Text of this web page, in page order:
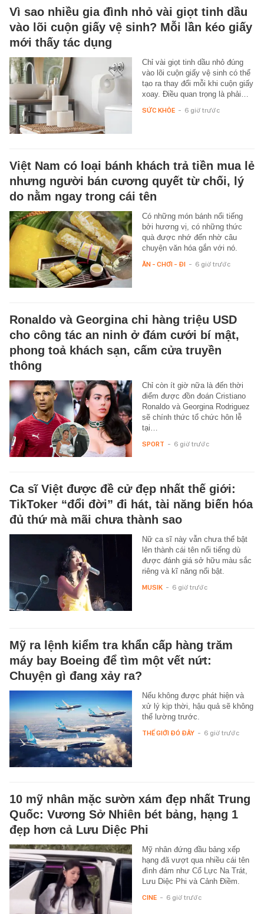
Vì sao nhiều gia đình nhỏ vài giọt tinh dầu
vào lõi cuộn giấy vệ sinh? Mỗi lần kéo giấy
mới thấy tác dụng
Chỉ vài giọt tinh dầu nhỏ đúng
vào lõi cuộn giấy vệ sinh có thể
tạo ra thay đổi mỗi khi cuộn giấy
xoay. Điều quan trọng là phải…
SỨC KHỎE - 6 giờ trước
Việt Nam có loại bánh khách trả tiền mua lẻ
nhưng người bán cương quyết từ chối, lý
do nằm ngay trong cái tên
Có những món bánh nổi tiếng
bởi hương vị, có những thức
quà được nhớ đến nhờ câu
chuyện văn hóa gắn với nó.
ĂN - CHƠI - ĐI - 6 giờ trước
Ronaldo và Georgina chi hàng triệu USD
cho công tác an ninh ở đám cưới bí mật,
phong toả khách sạn, cấm cửa truyền
thông
Chỉ còn ít giờ nữa là đến thời
điểm được đồn đoán Cristiano
Ronaldo và Georgina Rodriguez
sẽ chính thức tổ chức hôn lễ
tại…
SPORT - 6 giờ trước
Ca sĩ Việt được đề cử đẹp nhất thế giới:
TikToker “đổi đời” đi hát, tài năng biến hóa
đủ thứ mà mãi chưa thành sao
Nữ ca sĩ này vẫn chưa thể bật
lên thành cái tên nổi tiếng dù
được đánh giá sở hữu màu sắc
riêng và kĩ năng nổi bật.
MUSIK - 6 giờ trước
Mỹ ra lệnh kiểm tra khẩn cấp hàng trăm
máy bay Boeing để tìm một vết nứt:
Chuyện gì đang xảy ra?
Nếu không được phát hiện và
xử lý kịp thời, hậu quả sẽ không
thể lường trước.
THẾ GIỚI ĐÓ ĐÂY - 6 giờ trước
10 mỹ nhân mặc sườn xám đẹp nhất Trung
Quốc: Vương Sở Nhiên bét bảng, hạng 1
đẹp hơn cả Lưu Diệc Phi
Mỹ nhân đứng đầu bảng xếp
hạng đã vượt qua nhiều cái tên
đình đám như Cổ Lực Na Trát,
Lưu Diệc Phi và Cảnh Điềm.
CINE - 6 giờ trước